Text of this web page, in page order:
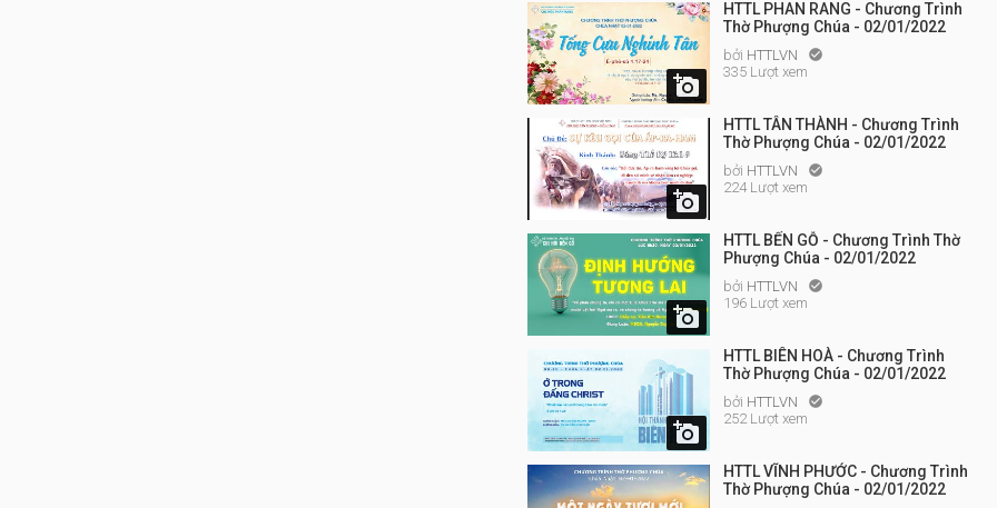

HTTL PHAN RANG - Chương Trình
Thờ Phượng Chúa - 02/01/2022
bởi HTTLVN 
335 Lượt xem

HTTL TÂN THÀNH - Chương Trình
Thờ Phượng Chúa - 02/01/2022
bởi HTTLVN 
224 Lượt xem

HTTL BẾN GỖ - Chương Trình Thờ
Phượng Chúa - 02/01/2022
bởi HTTLVN 
196 Lượt xem

HTTL BIÊN HOÀ - Chương Trình
Thờ Phượng Chúa - 02/01/2022
bởi HTTLVN 
252 Lượt xem
HTTL VĨNH PHƯỚC - Chương Trình
Thờ Phượng Chúa - 02/01/2022